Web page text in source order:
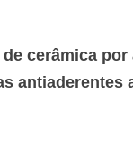
cerâmica por
antiaderentes